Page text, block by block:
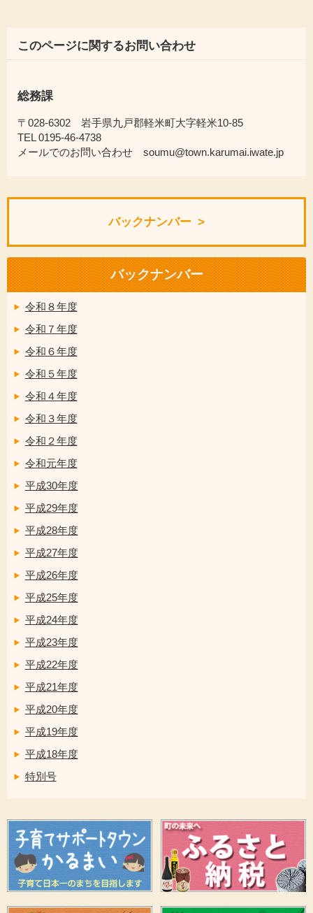
このページに関するお問い合わせ
総務課
〒028-6302 岩手県九戸郡軽米町大字軽米10-85
TEL 0195-46-4738
メールでのお問い合わせ soumu@town.karumai.iwate.jp
バックナンバー
バックナンバー
令和８年度
令和７年度
令和６年度
令和５年度
令和４年度
令和３年度
令和２年度
令和元年度
平成30年度
平成29年度
平成28年度
平成27年度
平成26年度
平成25年度
平成24年度
平成23年度
平成22年度
平成21年度
平成20年度
平成19年度
平成18年度
特別号